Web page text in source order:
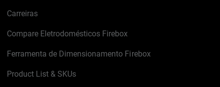
Carreiras
Compare Eletrodomésticos Firebox
Ferramenta de Dimensionamento Firebox
Product List & SKUs